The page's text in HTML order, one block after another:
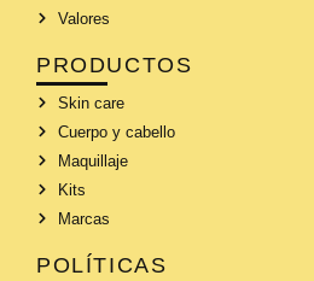
Valores
PRODUCTOS
Skin care
Cuerpo y cabello
Maquillaje
Kits
Marcas
POLÍTICAS